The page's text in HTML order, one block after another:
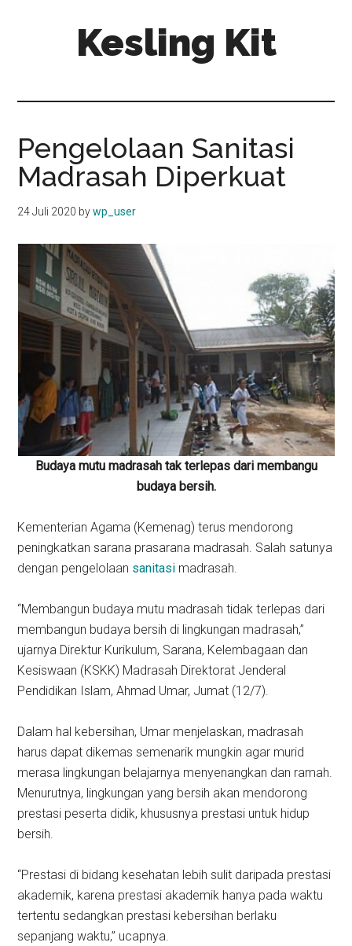
Kesling Kit
Pengelolaan Sanitasi
Madrasah Diperkuat
24 Juli 2020 bywp_user
Budaya mutu madrasah tak terlepas dari membangu
budaya bersih.
Kementerian Agama (Kemenag) terus mendorong
peningkatkan sarana prasarana madrasah. Salah satunya
dengan pengelolaan sanitasi madrasah.
“Membangun budaya mutu madrasah tidak terlepas dari
membangun budaya bersih di lingkungan madrasah,”
ujarnya Direktur Kurikulum, Sarana, Kelembagaan dan
Kesiswaan (KSKK) Madrasah Direktorat Jenderal
Pendidikan Islam, Ahmad Umar, Jumat (12/7).
Dalam hal kebersihan, Umar menjelaskan, madrasah
harus dapat dikemas semenarik mungkin agar murid
merasa lingkungan belajarnya menyenangkan dan ramah.
Menurutnya, lingkungan yang bersih akan mendorong
prestasi peserta didik, khususnya prestasi untuk hidup
bersih.
“Prestasi di bidang kesehatan lebih sulit daripada prestasi
akademik, karena prestasi akademik hanya pada waktu
tertentu sedangkan prestasi kebersihan berlaku
sepanjang waktu,” ucapnya.